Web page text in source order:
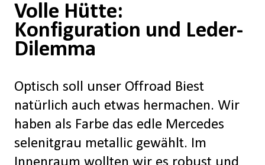
Volle Hütte:
Konfiguration und Leder-
Dilemma
Optisch soll unser Offroad Biest
natürlich auch etwas hermachen. Wir
haben als Farbe das edle Mercedes
selenitgrau metallic gewählt. Im